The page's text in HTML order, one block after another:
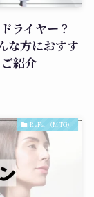
ライヤー？
な方におすす
紹介
ReFa （MTG）